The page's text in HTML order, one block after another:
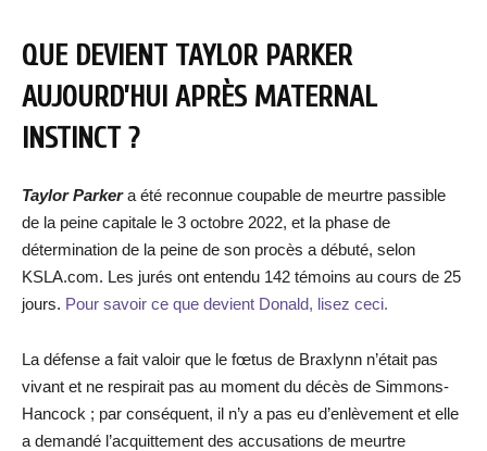
QUE DEVIENT TAYLOR PARKER
AUJOURD’HUI APRÈS MATERNAL
INSTINCT ?
Taylor Parkera été reconnue coupable de meurtre passible
de la peine capitale le 3 octobre 2022, et la phase de
détermination de la peine de son procès a débuté, selon
KSLA.com. Les jurés ont entendu 142 témoins au cours de 25
jours. Pour savoir ce que devient Donald, lisez ceci.
La défense a fait valoir que le fœtus de Braxlynn n’était pas
vivant et ne respirait pas au moment du décès de Simmons-
Hancock ; par conséquent, il n’y a pas eu d’enlèvement et elle
a demandé l’acquittement des accusations de meurtre